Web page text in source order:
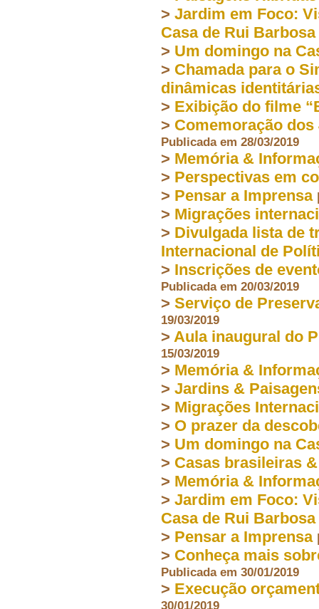
> Jardim em Foco:
Casa de Rui Barbosa
> Um domingo na
> Chamada para o
dinâmicas
> Exibição do filme
> Comemoração
Publicada em 28/03/2019
> Memória &
> Perspectivas em
> Pensar a Imprensa
> Migrações
> Divulgada lista de
Internacional de
> Inscrições de
Publicada em 20/03/2019
> Serviço de
19/03/2019
> Aula inaugural do
15/03/2019
> Memória &
> Jardins &
> Migrações
> O prazer da
> Um domingo na
> Casas brasileiras
> Memória &
> Jardim em Foco:
Casa de Rui Barbosa
> Pensar a Imprensa
> Conheça mais
Publicada em 30/01/2019
> Execução
30/01/2019